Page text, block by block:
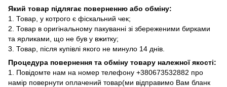
Який товар підлягає поверненню або обміну:
1. Товар, у котрого є фіскальний чек;
2. Товар в оригінальному пакуванні зі збереженими бирками
та ярликами, що не був у вжитку;
3. Товар, після купівлі якого не минуло 14 днів.
Процедура повернення та обміну товару належної якості:
1. Повідомте нам на номер телефону +380673532882 про
намір повернути оплачений товар(ми відправимо Вам бланк